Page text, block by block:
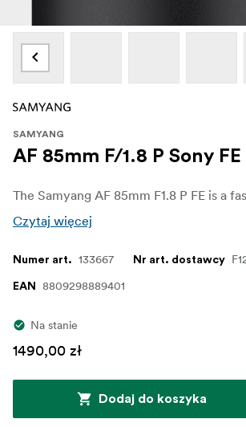
SAMYANG
AF 85mm F/1.8 P Sony FE
Czytaj więcej
Numer art. 133667 Nr art. dostawcy
EAN 8809298889401
Na stanie
1490,00 zł
Dodaj do koszyka